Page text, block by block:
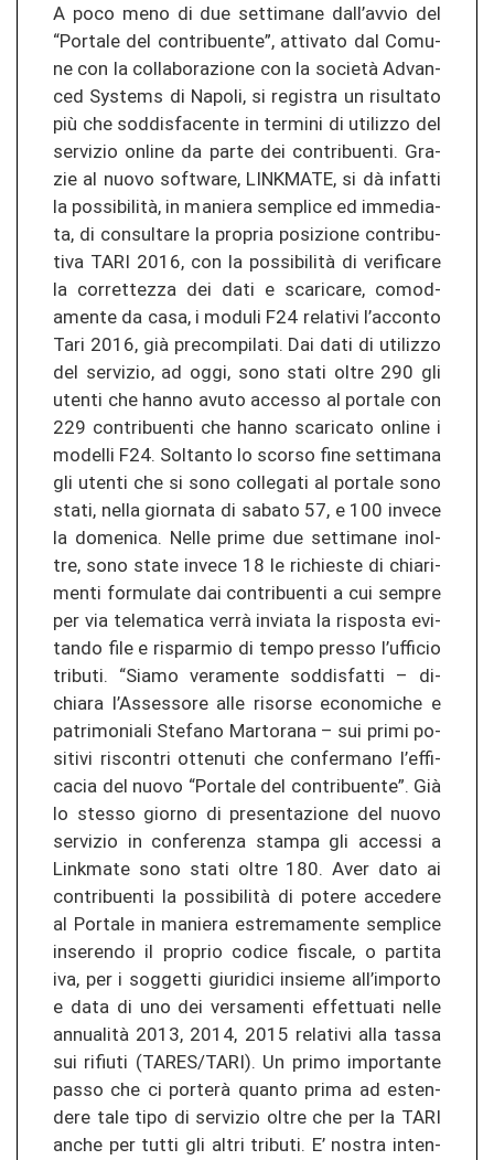
A poco meno di due set­ti­ma­ne dall’avvio del
“Por­ta­le del con­tri­buen­te”, at­ti­va­to dal Co­mu­
ne con la col­la­bo­ra­zio­ne con la società Ad­v­an­
ced Sys­te­ms di Na­po­li, si re­gis­tra un ri­sul­ta­to
più che sod­dis­fa­cen­te in ter­mi­ni di uti­li­z­zo del
ser­vi­zio on­li­ne da parte dei con­tri­buen­ti. Gra­
zie al nuovo software, LINKMATE, si dà in­fat­ti
la possibilità, in ma­nie­ra sem­pli­ce ed im­me­dia­
ta, di con­sul­ta­re la pro­pria po­si­zio­ne con­tri­bu­
ti­va TARI 2016, con la possibilità di ve­ri­fi­ca­re
la cor­ret­te­z­za dei dati e sca­ri­ca­re, co­m­od­
amen­te da casa, i mo­du­li F24 re­la­ti­vi l’ac­con­to
Tari 2016, già pre­com­pi­la­ti. Dai dati di uti­li­z­zo
del ser­vi­zio, ad oggi, sono stati oltre 290 gli
uten­ti che hanno avuto ac­ces­so al por­ta­le con
229 con­tri­buen­ti che hanno sca­ri­ca­to on­li­ne i
mo­del­li F24. Sol­tan­to lo scor­so fine set­ti­ma­na
gli uten­ti che si sono col­le­ga­ti al por­ta­le sono
stati, nella gior­na­ta di sa­ba­to 57, e 100 in­ve­ce
la do­me­ni­ca. Nelle prime due set­ti­ma­ne in­ol­
tre, sono state in­ve­ce 18 le ri­chies­te di chia­ri­
men­ti for­mu­la­te dai con­tri­buen­ti a cui sem­pre
per via te­le­ma­ti­ca verrà in­via­ta la ris­pos­ta evi­
tan­do file e ris­par­mio di tempo pres­so l’uf­fi­cio
tri­bu­ti. “Siamo ve­ra­men­te sod­dis­fat­ti – di­
chia­ra l’As­ses­so­re alle ri­sor­se eco­no­mi­che e
pa­tri­mo­nia­li Ste­fa­no Mar­to­ra­na – sui primi po­
si­ti­vi ris­con­tri ot­te­nu­ti che con­fer­ma­no l’ef­fi­
ca­cia del nuovo “Por­ta­le del con­tri­buen­te”. Già
lo st­es­so gior­no di pre­sen­ta­zio­ne del nuovo
ser­vi­zio in con­fe­ren­za stam­pa gli ac­ces­si a
Linkmate sono stati oltre 180. Aver dato ai
con­tri­buen­ti la possibilità di po­te­re ac­ce­de­re
al Por­ta­le in ma­nie­ra es­tre­ma­men­te sem­pli­ce
in­se­ren­do il pro­prio co­di­ce fis­ca­le, o par­ti­ta
iva, per i sogget­ti giu­ri­di­ci insie­me all’im­por­to
e data di uno dei ver­sa­men­ti ef­fet­tua­ti nelle
annualità 2013, 2014, 2015 re­la­ti­vi alla tassa
sui ri­fiu­ti (TARES/TARI). Un primo im­por­tan­te
passo che ci porterà quan­to prima ad es­ten­
de­re tale tipo di ser­vi­zio oltre che per la TARI
anche per tutti gli altri tri­bu­ti. E’ nos­tra in­ten­